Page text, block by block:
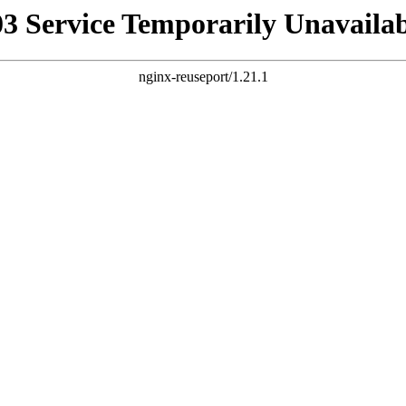
Service Temporarily
nginx-reuseport/1.21.1